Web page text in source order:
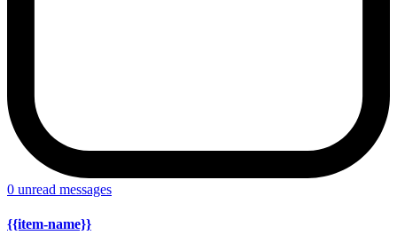
0 unread messages
{{item-name}}